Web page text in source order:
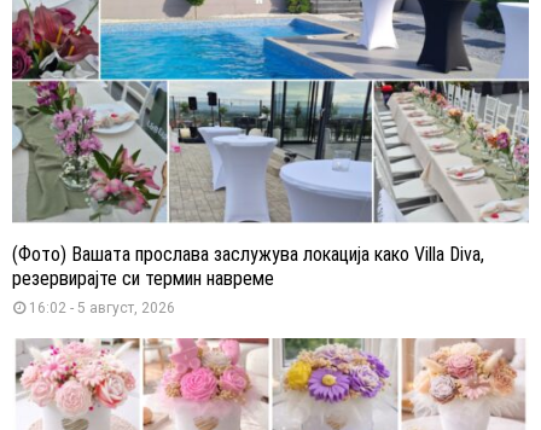
(Фото) Вашата прослава заслужува локација како Villa Diva,
резервирајте си термин навреме
16:02 - 5 август, 2026